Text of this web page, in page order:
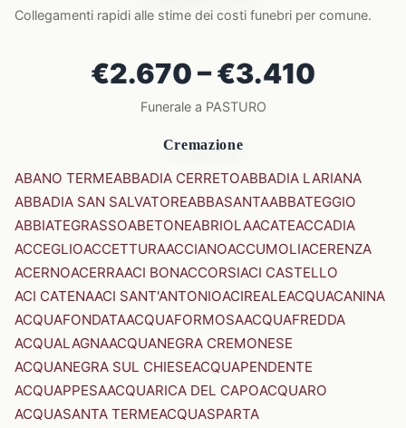
Collegamenti rapidi alle stime dei costi funebri per comune.
€2.670 – €3.410
Funerale a PASTURO
Cremazione
ABANO TERMEABBADIA CERRETOABBADIA LARIANA
ABBADIA SAN SALVATOREABBASANTAABBATEGGIO
ABBIATEGRASSOABETONEABRIOLAACATEACCADIA
ACCEGLIOACCETTURAACCIANOACCUMOLIACERENZA
ACERNOACERRAACI BONACCORSIACI CASTELLO
ACI CATENAACI SANT'ANTONIOACIREALEACQUACANINA
ACQUAFONDATAACQUAFORMOSAACQUAFREDDA
ACQUALAGNAACQUANEGRA CREMONESE
ACQUANEGRA SUL CHIESEACQUAPENDENTE
ACQUAPPESAACQUARICA DEL CAPOACQUARO
ACQUASANTA TERMEACQUASPARTA